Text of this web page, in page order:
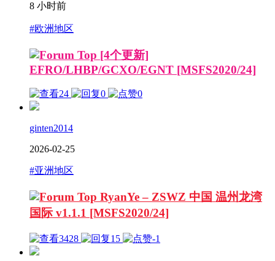
8 小时前
#欧洲地区
[4个更新]
EFRO/LHBP/GCXO/EGNT [MSFS2020/24]
24 0 0
ginten2014
2026-02-25
#亚洲地区
RyanYe – ZSWZ 中国 温州龙湾
国际 v1.1.1 [MSFS2020/24]
3428 15 -1